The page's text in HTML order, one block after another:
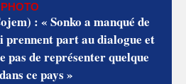
PHOTO
: « Sonko a manqué de
prennent part au dialogue et
de représenter quelque
ce pays »